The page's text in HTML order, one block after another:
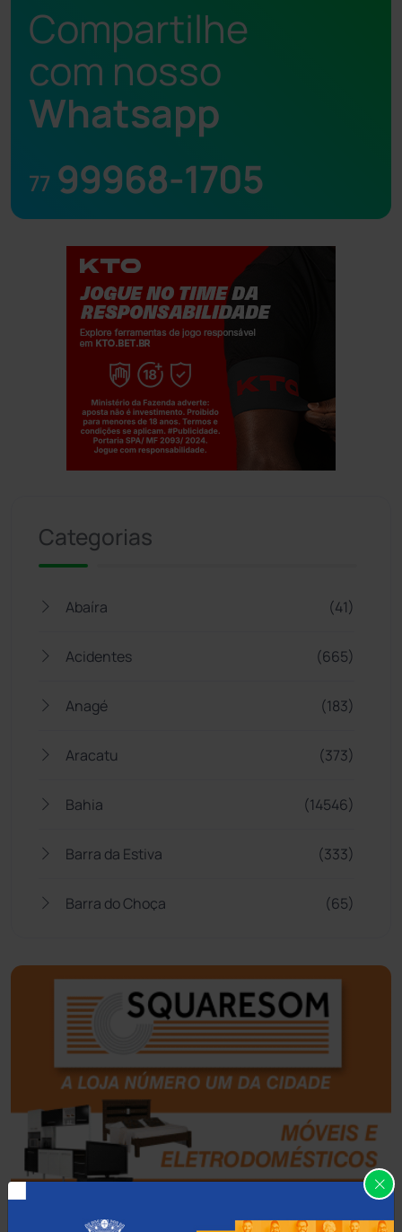
Compartilhe
com nosso
Whatsapp
77 99968-1705
Categorias
Abaíra (41)
Acidentes (665)
Anagé (183)
Aracatu (373)
Bahia (14546)
Barra da Estiva (333)
Barra do Choça (65)
Bom Jesus da Lapa (508)
Boquira (152)
Botuporã
Brasil (7680)